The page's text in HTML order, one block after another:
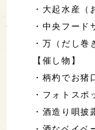
・大起水産（
・中央フード
・万（だし巻
【催し物】
・柄杓でお猪
・フォトスポ
・酒造り唄披